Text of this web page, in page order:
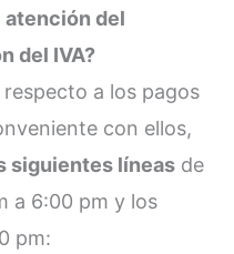
atención del
del IVA?
a los pagos
con ellos,
siguientes líneas de
a 6:00 pm y los
pm: